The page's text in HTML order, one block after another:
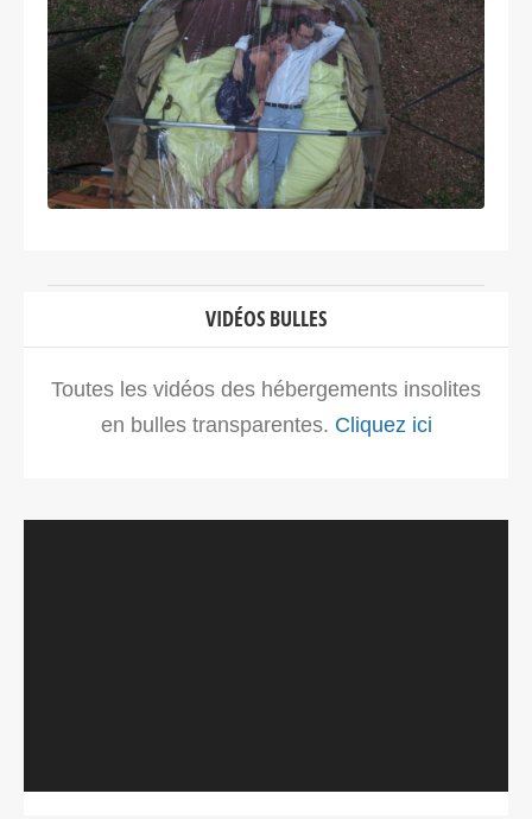
VIDÉOS BULLES
Toutes les vidéos des hébergements insolites
en bulles transparentes. Cliquez ici